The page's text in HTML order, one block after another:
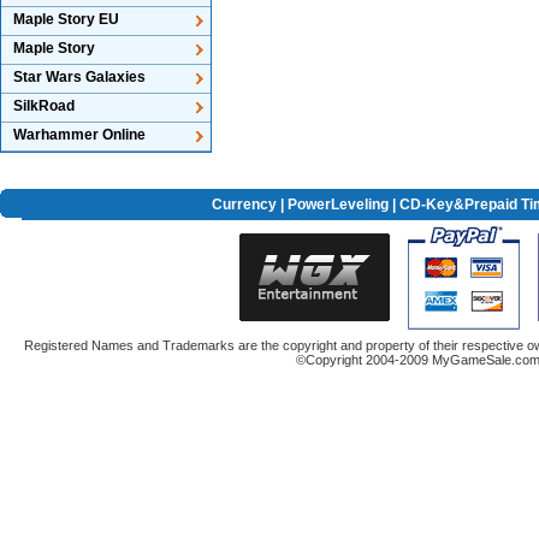
Maple Story EU
Maple Story
Star Wars Galaxies
SilkRoad
Warhammer Online
Currency| PowerLeveling| CD-Key&Prepaid
Registered Names and Trademarks are the copyright and property of their respective
©Copyright 2004-2009